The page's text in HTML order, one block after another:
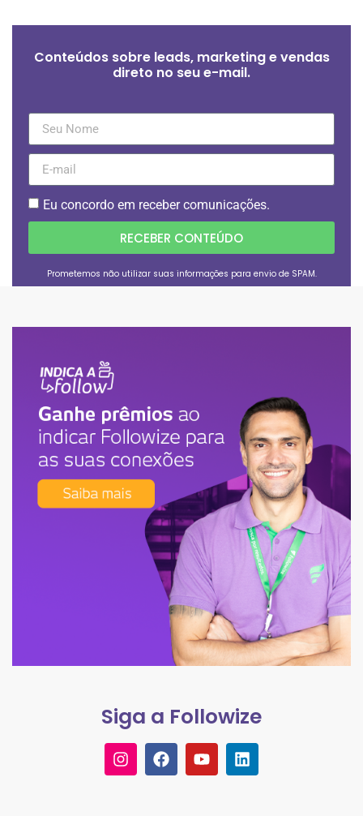
Conteúdos sobre leads, marketing e vendas
direto no seu e-mail.
Eu concordo em receber comunicações.
RECEBER CONTEÚDO
Prometemos não utilizar suas informações para envio de SPAM.
Siga a Followize